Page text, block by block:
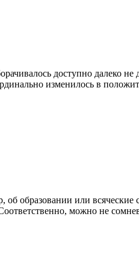
доступно далеко
изменилось в
образовании или всяческие
можно не